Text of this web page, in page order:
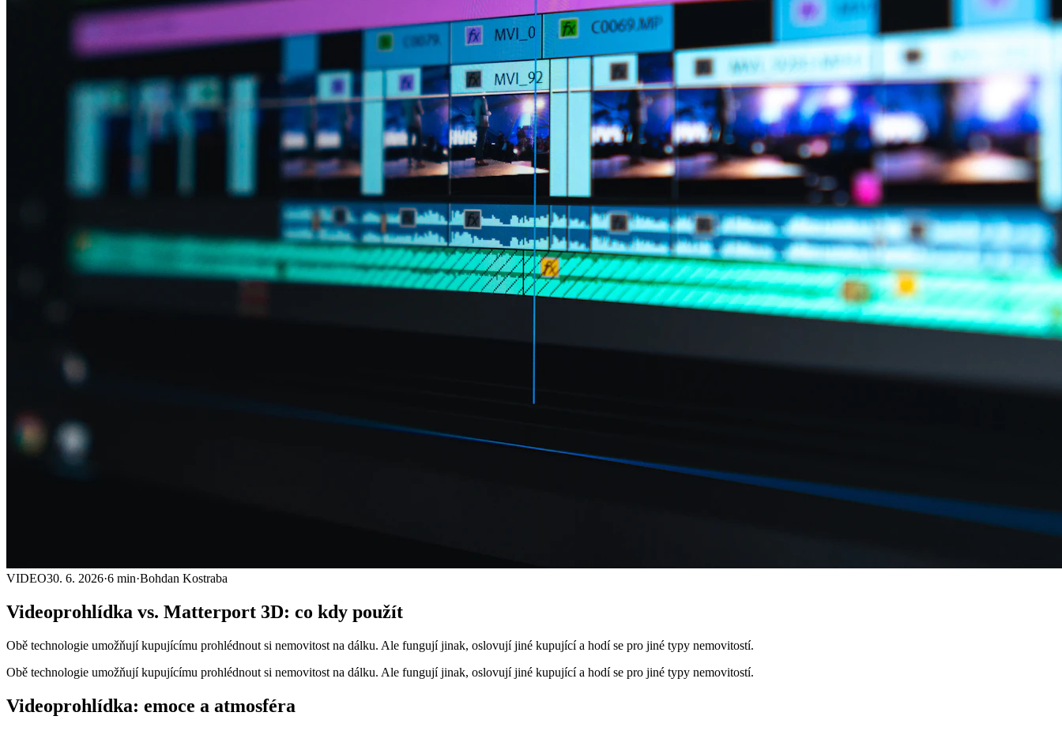
VIDEO30. 6. 2026·6 min·Bohdan Kostraba
Videoprohlídka vs. Matterport 3D: co kdy použít
Obě technologie umožňují kupujícímu prohlédnout si nemovitost na dálku. Ale fungují jinak, oslovují jiné kupující a hodí se pro jiné typy nemovitostí.
Obě technologie umožňují kupujícímu prohlédnout si nemovitost na dálku. Ale fungují jinak, oslovují jiné kupující a hodí se pro jiné typy nemovitostí.
Videoprohlídka: emoce a atmosféra